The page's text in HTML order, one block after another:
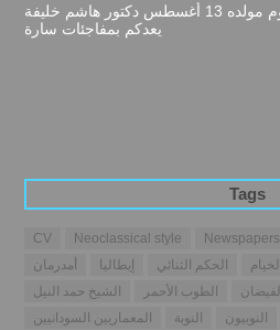
احتفاءً بيوم مولده 13 أغسطس دكتور هاشم خليفة
يعدكم بمفاجئات سارة
Tags
CV Neoclassical style Newspapers
أمدرمان
إيطاليا الحكم الثنائي الخيام
الشيخ حمد النيل
الطوب الأحمر الفيضان
المعماريين السودانيين
النوبة النوبيون